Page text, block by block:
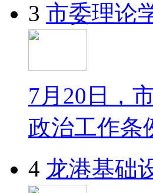
3 市委理论
7月20日，
政治工作条
4 龙港基础